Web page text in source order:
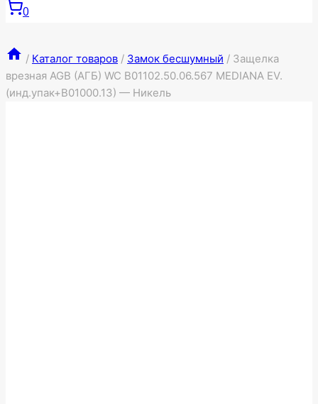
0
/ Каталог товаров / Замок бесшумный / Защелка
врезная AGB (АГБ) WC B01102.50.06.567 MEDIANA EV.
(инд.упак+B01000.13) — Никель